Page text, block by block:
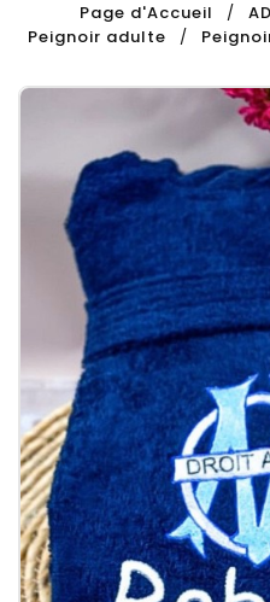
Page d'Accueil
Peignoir adulte